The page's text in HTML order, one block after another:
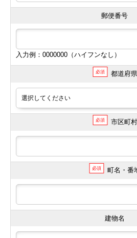
郵便番号
入力例：0000000（ハイフンなし）
必須 都道府県
必須 市区町村
必須 町名・番
建物名